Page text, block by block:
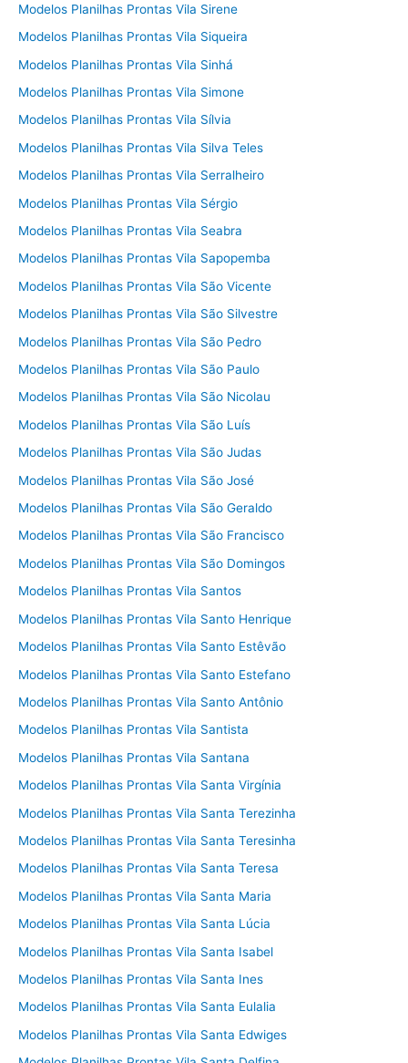
Modelos Planilhas Prontas Vila Sirene
Modelos Planilhas Prontas Vila Siqueira
Modelos Planilhas Prontas Vila Sinhá
Modelos Planilhas Prontas Vila Simone
Modelos Planilhas Prontas Vila Sílvia
Modelos Planilhas Prontas Vila Silva Teles
Modelos Planilhas Prontas Vila Serralheiro
Modelos Planilhas Prontas Vila Sérgio
Modelos Planilhas Prontas Vila Seabra
Modelos Planilhas Prontas Vila Sapopemba
Modelos Planilhas Prontas Vila São Vicente
Modelos Planilhas Prontas Vila São Silvestre
Modelos Planilhas Prontas Vila São Pedro
Modelos Planilhas Prontas Vila São Paulo
Modelos Planilhas Prontas Vila São Nicolau
Modelos Planilhas Prontas Vila São Luís
Modelos Planilhas Prontas Vila São Judas
Modelos Planilhas Prontas Vila São José
Modelos Planilhas Prontas Vila São Geraldo
Modelos Planilhas Prontas Vila São Francisco
Modelos Planilhas Prontas Vila São Domingos
Modelos Planilhas Prontas Vila Santos
Modelos Planilhas Prontas Vila Santo Henrique
Modelos Planilhas Prontas Vila Santo Estêvão
Modelos Planilhas Prontas Vila Santo Estefano
Modelos Planilhas Prontas Vila Santo Antônio
Modelos Planilhas Prontas Vila Santista
Modelos Planilhas Prontas Vila Santana
Modelos Planilhas Prontas Vila Santa Virgínia
Modelos Planilhas Prontas Vila Santa Terezinha
Modelos Planilhas Prontas Vila Santa Teresinha
Modelos Planilhas Prontas Vila Santa Teresa
Modelos Planilhas Prontas Vila Santa Maria
Modelos Planilhas Prontas Vila Santa Lúcia
Modelos Planilhas Prontas Vila Santa Isabel
Modelos Planilhas Prontas Vila Santa Ines
Modelos Planilhas Prontas Vila Santa Eulalia
Modelos Planilhas Prontas Vila Santa Edwiges